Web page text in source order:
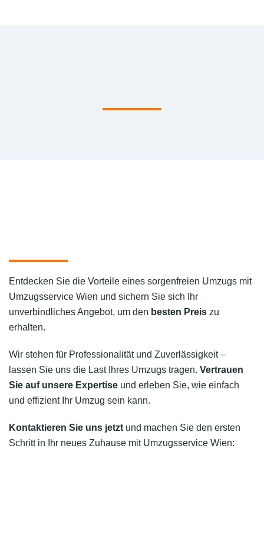
Entdecken Sie die Vorteile eines sorgenfreien Umzugs mit
Umzugsservice Wien und sichern Sie sich Ihr
unverbindliches Angebot, um den besten Preis zu
erhalten.
Wir stehen für Professionalität und Zuverlässigkeit –
lassen Sie uns die Last Ihres Umzugs tragen. Vertrauen
Sie auf unsere Expertise und erleben Sie, wie einfach
und effizient Ihr Umzug sein kann.
Kontaktieren Sie uns jetzt und machen Sie den ersten
Schritt in Ihr neues Zuhause mit Umzugsservice Wien: